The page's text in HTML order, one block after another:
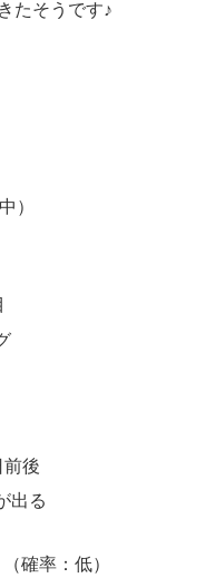
たそうです♪
）
後
出る
確率：低）